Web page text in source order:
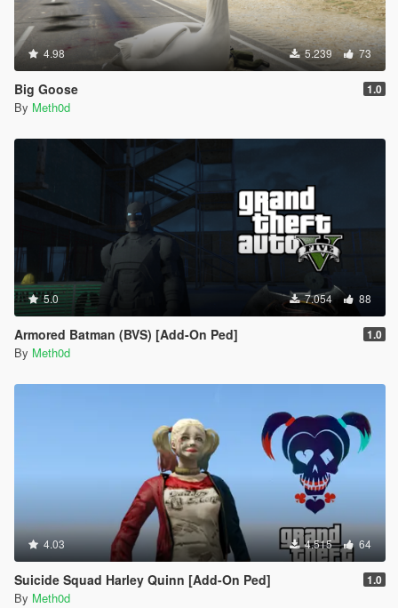
4.98 5.239 73
Big Goose 1.0
By Meth0d
5.0 7.054 88
Armored Batman (BVS) [Add-On Ped] 1.0
By Meth0d
4.03 4.515 64
Suicide Squad Harley Quinn [Add-On Ped] 1.0
By Meth0d